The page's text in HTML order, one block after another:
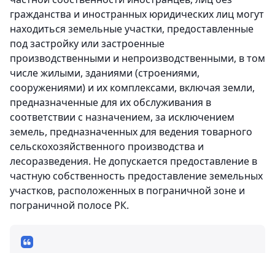
гражданства и иностранных юридических лиц могут
находиться земельные участки, предоставленные
под застройку или застроенные
производственными и непроизводственными, в том
числе жилыми, зданиями (строениями,
сооружениями) и их комплексами, включая земли,
предназначенные для их обслуживания в
соответствии с назначением, за исключением
земель, предназначенных для ведения товарного
сельскохозяйственного производства и
лесоразведения. Не допускается предоставление в
частную собственность предоставление земельных
участков, расположенных в пограничной зоне и
пограничной полосе РК.